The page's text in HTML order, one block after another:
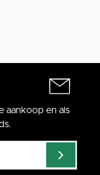
aankoop en als